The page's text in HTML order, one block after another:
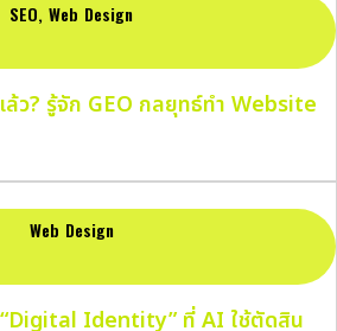
SEO, Web Design
ล้ว? รู้จัก GEO กลยุทธ์ทำ Website
Web Design
“Digital Identity” ที่ AI ใช้ตัดสิน